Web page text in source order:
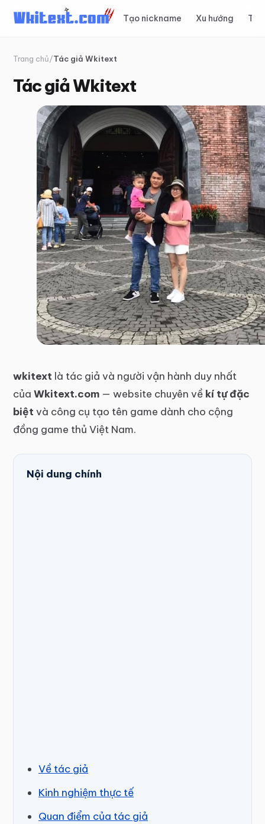
Tạo nickname Xu hướng
Trang chủ/Tác giả Wkitext
Tác giả Wkitext
wkitext là tác giả và người vận hành duy nhất
của Wkitext.com — website chuyên về kí tự đặc
biệt và công cụ tạo tên game dành cho cộng
đồng game thủ Việt Nam.
Nội dung chính
Về tác giả
Kinh nghiệm thực tế
Quan điểm của tác giả